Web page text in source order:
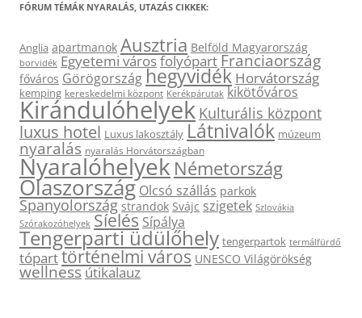
FÓRUM TÉMÁK NYARALÁS, UTAZÁS CIKKEK:
Anglia apartmanok Ausztria Belföld Magyarország
borvidék Egyetemi városfolyópartFranciaország
főváros Görögországhegyvidék Horvátország
kemping kereskedelmi központ Kerékpárutak kikötőváros
Kirándulóhelyek Kulturális központ
luxus hotel Luxus lakosztály Látnivalók múzeum
nyaralás nyaralás Horvátországban
Nyaralóhelyek Németország
Olaszország Olcsó szállás parkok
Spanyolország strandok Svájc szigetek Szlovákia
Szórakozóhelyek Síelés Sípálya
Tengerparti üdülőhely tengerpartok termálfürdő
tóparttörténelmi város UNESCO Világörökség
wellnessútikalauz